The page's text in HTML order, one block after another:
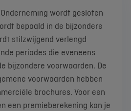
wordt gesloten
bepaald in de bijzondere
stilzwijgend verlengd
periodes die eveneens
bijzondere voorwaarden. De
voorwaarden hebben
brochures. Voor een
een premieberekening kan je